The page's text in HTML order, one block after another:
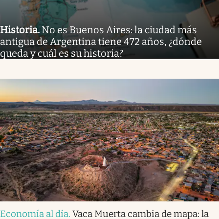
Historia. No es Buenos Aires: la ciudad más
antigua de Argentina tiene 472 años, ¿dónde
queda y cuál es su historia?
Economía al día. Vaca Muerta cambia de mapa: la